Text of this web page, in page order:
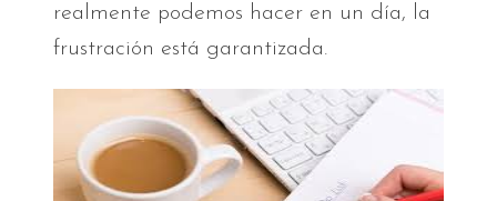
realmente podemos hacer en un día, la
frustración está garantizada.